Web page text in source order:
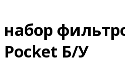
набор
Pocket Б/У